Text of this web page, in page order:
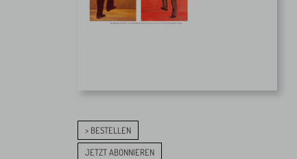
> BESTELLEN
JETZT ABONNIEREN